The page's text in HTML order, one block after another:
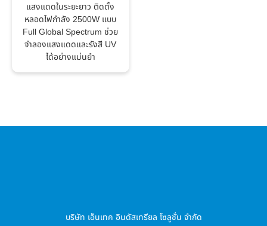
แสงแดดในระยะยาว ติดตั้ง
หลอดไฟกำลัง 2500W แบบ
Full Global Spectrum ช่วย
จำลองแสงแดดและรังสี UV
ได้อย่างแม่นยำ
บริษัท เอ็นเทค อินดัสเทรียล โซลูชั่น จำกัด